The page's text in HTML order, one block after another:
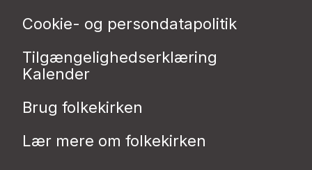
Cookie- og persondatapolitik
Tilgængelighedserklæring
Kalender
Brug folkekirken
Lær mere om folkekirken